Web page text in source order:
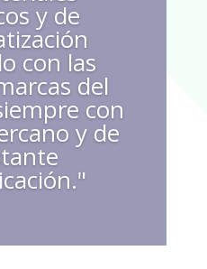
y de
con las
del
con
y de